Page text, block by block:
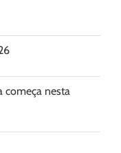
começa nesta